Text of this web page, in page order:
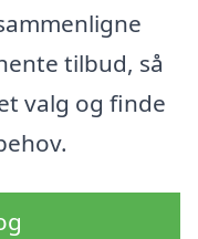
tilbud, så
valg og finde